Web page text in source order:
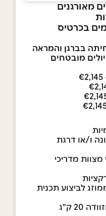
מאורגנים
בכרטיס
בברגן והמראה
מובטחים
ו/או דרגת
מדריכי
לביצוע תכנית